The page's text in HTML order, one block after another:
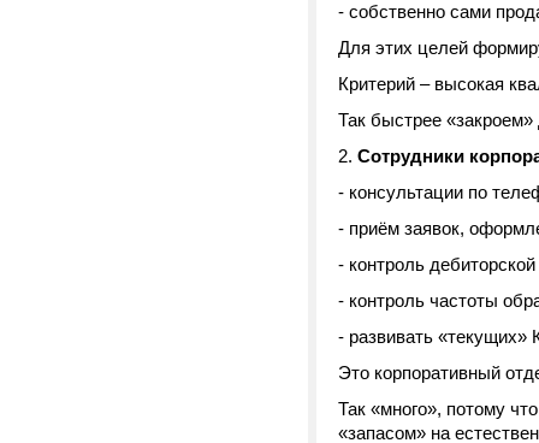
- собственно сами
Для этих целей
Критерий – высокая
Так быстрее
2. Сотрудники
- консультации по
- приём заявок,
- контроль
- контроль частоты
- развивать «текущих»
Это корпоративный
Так «много», потому
«запасом» на